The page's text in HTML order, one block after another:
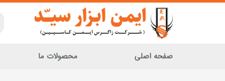
صفحه اصلی محصولات ما